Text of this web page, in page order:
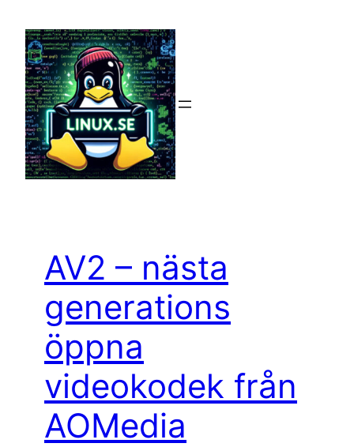
innehåll
AV2 – nästa
generations
öppna
videokodek från
AOMedia